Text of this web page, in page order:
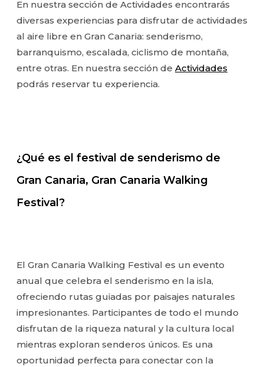
En nuestra sección de Actividades encontrarás
diversas experiencias para disfrutar de actividades
al aire libre en Gran Canaria: senderismo,
barranquismo, escalada, ciclismo de montaña,
entre otras. En nuestra sección de Actividades
podrás reservar tu experiencia.
¿Qué es el festival de senderismo de
Gran Canaria, Gran Canaria Walking
Festival?
El Gran Canaria Walking Festival es un evento
anual que celebra el senderismo en la isla,
ofreciendo rutas guiadas por paisajes naturales
impresionantes. Participantes de todo el mundo
disfrutan de la riqueza natural y la cultura local
mientras exploran senderos únicos. Es una
oportunidad perfecta para conectar con la